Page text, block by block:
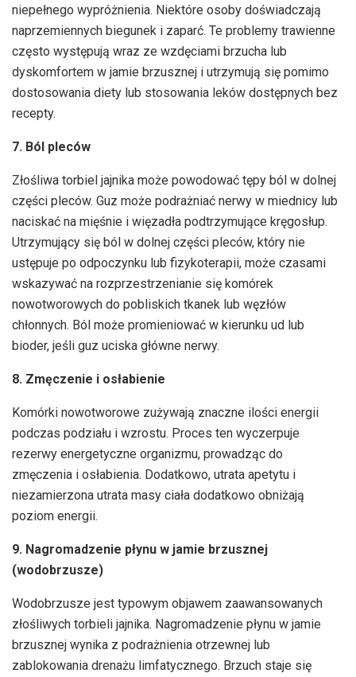
niepełnego wypróżnienia. Niektóre osoby doświadczają
naprzemiennych biegunek i zaparć. Te problemy trawienne
często występują wraz ze wzdęciami brzucha lub
dyskomfortem w jamie brzusznej i utrzymują się pomimo
dostosowania diety lub stosowania leków dostępnych bez
recepty.
7. Ból pleców
Złośliwa torbiel jajnika może powodować tępy ból w dolnej
części pleców. Guz może podrażniać nerwy w miednicy lub
naciskać na mięśnie i więzadła podtrzymujące kręgosłup.
Utrzymujący się ból w dolnej części pleców, który nie
ustępuje po odpoczynku lub fizykoterapii, może czasami
wskazywać na rozprzestrzenianie się komórek
nowotworowych do pobliskich tkanek lub węzłów
chłonnych. Ból może promieniować w kierunku ud lub
bioder, jeśli guz uciska główne nerwy.
8. Zmęczenie i osłabienie
Komórki nowotworowe zużywają znaczne ilości energii
podczas podziału i wzrostu. Proces ten wyczerpuje
rezerwy energetyczne organizmu, prowadząc do
zmęczenia i osłabienia. Dodatkowo, utrata apetytu i
niezamierzona utrata masy ciała dodatkowo obniżają
poziom energii.
9. Nagromadzenie płynu w jamie brzusznej
(wodobrzusze)
Wodobrzusze jest typowym objawem zaawansowanych
złośliwych torbieli jajnika. Nagromadzenie płynu w jamie
brzusznej wynika z podrażnienia otrzewnej lub
zablokowania drenażu limfatycznego. Brzuch staje się